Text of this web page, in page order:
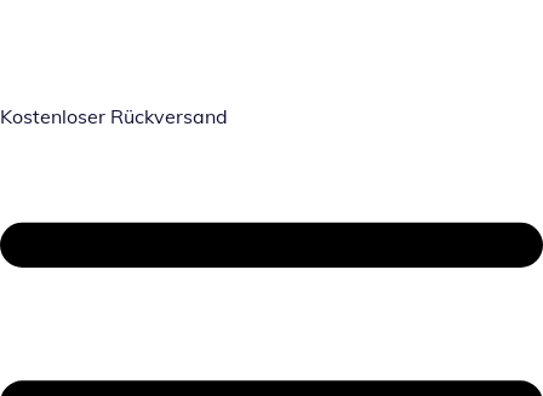
Kostenloser Rückversand